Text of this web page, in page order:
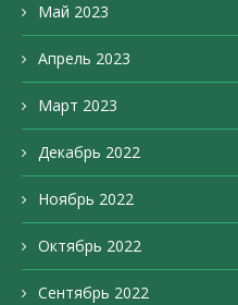
Май 2023
Апрель 2023
Март 2023
Декабрь 2022
Ноябрь 2022
Октябрь 2022
Сентябрь 2022